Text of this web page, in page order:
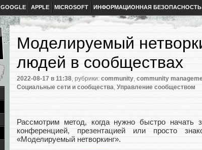
GOOGLE APPLE MICROSOFT ИНФОРМАЦИОННАЯ БЕЗОПАСНОСТЬ
Моделируемый
людей в сообществах
2022-08-17 в 11:38, рубрики: community, community
Социальные сети и сообщества, Управление сообществом
Рассмотрим метод, когда нужно быстро начать
конференцией, презентацией или просто
«Моделируемый нетворкинг».